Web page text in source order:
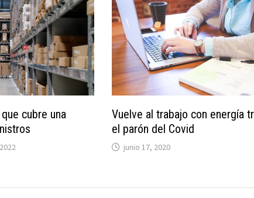
cubre una
Vuelve al trabajo con energía
el parón del Covid
junio 17, 2020